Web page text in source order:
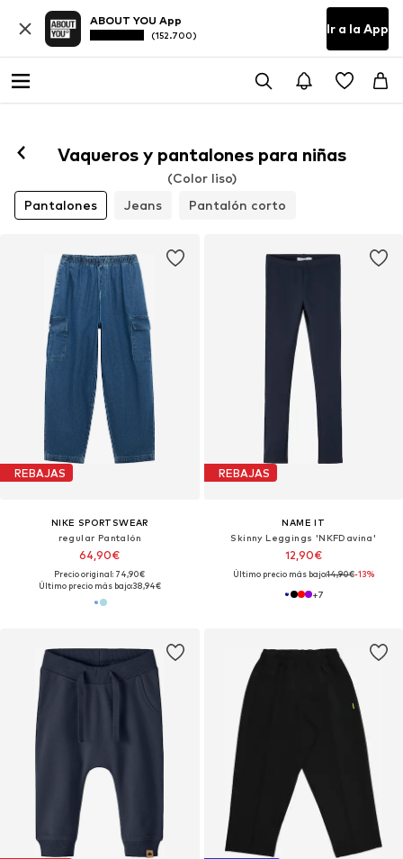
ABOUT YOU App
(152.700) Ir a la App
Vaqueros y pantalones para niñas
(Color liso)
Pantalones
Jeans Pantalón corto
REBAJAS
NIKE SPORTSWEAR
regular Pantalón
64,90€
Precio original: 74,90€
Último precio más bajo:38,94€
REBAJAS
NAME IT
Skinny Leggings 'NKFDavina'
12,90€
Último precio más bajo:14,90€-13%
+7